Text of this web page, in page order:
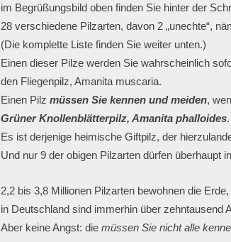
im Begrüßungsbild oben finden Sie hinter der
28 verschiedene Pilzarten, davon 2 „unechte“,
(Die komplette Liste finden Sie weiter unten.)
Einen dieser Pilze werden Sie wahrscheinlich
den Fliegenpilz, Amanita muscaria.
Einen Pilz müssen Sie kennen und meiden
Grüner Knollenblätterpilz, Amanita phalloides.
Es ist derjenige heimische Giftpilz, der
2,2 bis 3,8 Millionen Pilzarten bewohnen die
in Deutschland sind immerhin über zehntausend
Aber keine Angst: die müssen Sie nicht alle